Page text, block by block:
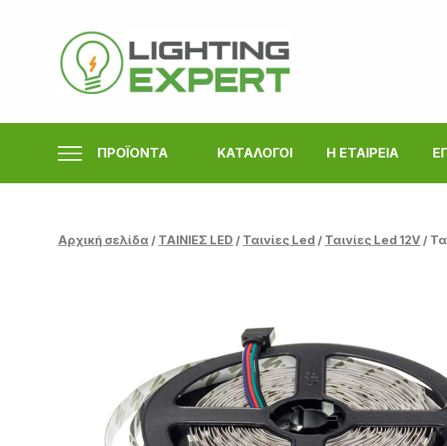
περιεχόμενο
ΠΡΟΪΟΝΤΑ ΚΑΤΑΛΟΓΟΙ Η ΕΤΑΙΡΕΙΑ
Αρχική σελίδα / ΤΑΙΝΙΕΣ LED / Ταινίες Led / Ταινίες Led 12V /